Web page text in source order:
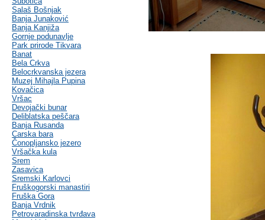
Salaš Bošnjak
Banja Junaković
Banja Kanjiža
Gornje podunavlje
Park prirode Tikvara
Banat
Bela Crkva
Belocrkvanska jezera
Muzej Mihajla Pupina
Kovačica
Vršac
Devojački bunar
Deliblatska peščara
Banja Rusanda
Carska bara
Čonopljansko jezero
Vršačka kula
Srem
Zasavica
Sremski Karlovci
Fruškogorski manastiri
Fruška Gora
Banja Vrdnik
Petrovaradinska tvrđava